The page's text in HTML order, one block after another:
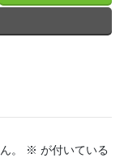
。 ※ が付いている